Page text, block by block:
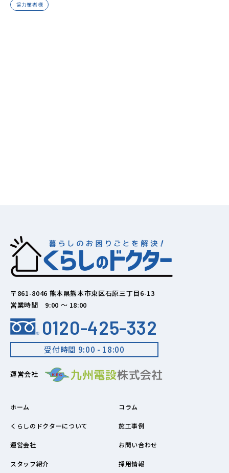
協力業者様
〒861-8046 熊本県熊本市東区石原三丁目6-13
営業時間 9:00 ～ 18:00
0120-425-332
受付時間 9:00 - 18:00
運営会社
ホーム
くらしのドクターについて
運営会社
スタッフ紹介
コラム
施工事例
お問い合わせ
採用情報